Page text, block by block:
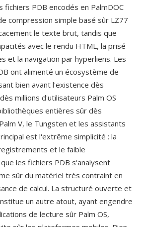
PDB encodés en PalmDOC
compression simple basé sûr LZ77
le texte brut, tandis que
avec le rendu HTML, la prisé
et la navigation par hyperliens. Les
ont alimenté un écosystème de
bien avant l'existence dès
millions d'utilisateurs Palm OS
entières sûr dès
V, le Tungsten et les assistants
est l'extrême simplicité : la
et le faible
les fichiers PDB s'analysent
sûr du matériel très contraint en
de calcul. La structuré ouverte et
un autre atout, ayant engendre
de lecture sûr Palm OS,